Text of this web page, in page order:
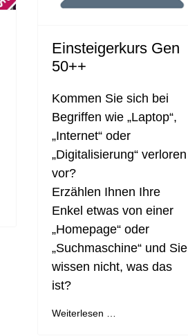
Einsteigerkurs Gen
50++
Kommen Sie sich bei
Begriffen wie „Laptop“,
„Internet“ oder
„Digitalisierung“ verloren
vor?
Erzählen Ihnen Ihre
Enkel etwas von einer
„Homepage“ oder
„Suchmaschine“ und Sie
wissen nicht, was das
ist?
Weiterlesen …